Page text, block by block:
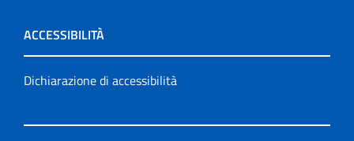
ACCESSIBILITÀ
Dichiarazione di accessibilità